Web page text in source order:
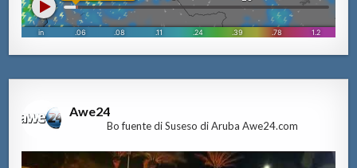
Awe24
Bo fuente di Suseso di Aruba Awe24.com